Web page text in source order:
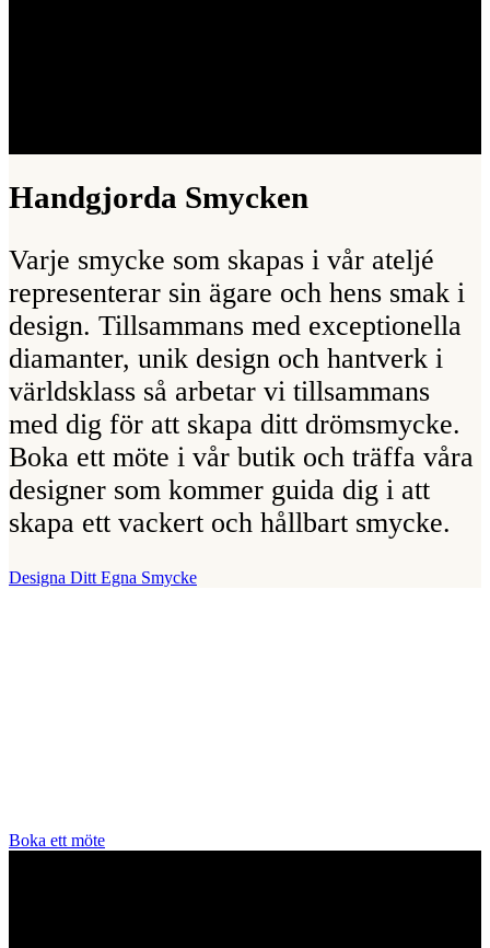
Handgjorda Smycken
Varje smycke som skapas i vår ateljé
representerar sin ägare och hens smak i
design. Tillsammans med exceptionella
diamanter, unik design och hantverk i
världsklass så arbetar vi tillsammans
med dig för att skapa ditt drömsmycke.
Boka ett möte i vår butik och träffa våra
designer som kommer guida dig i att
skapa ett vackert och hållbart smycke.
Designa Ditt Egna Smycke
Boka ett möte